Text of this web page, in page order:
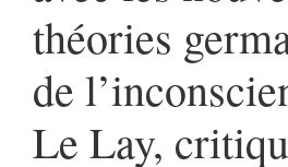
théories
de
Le Lay,